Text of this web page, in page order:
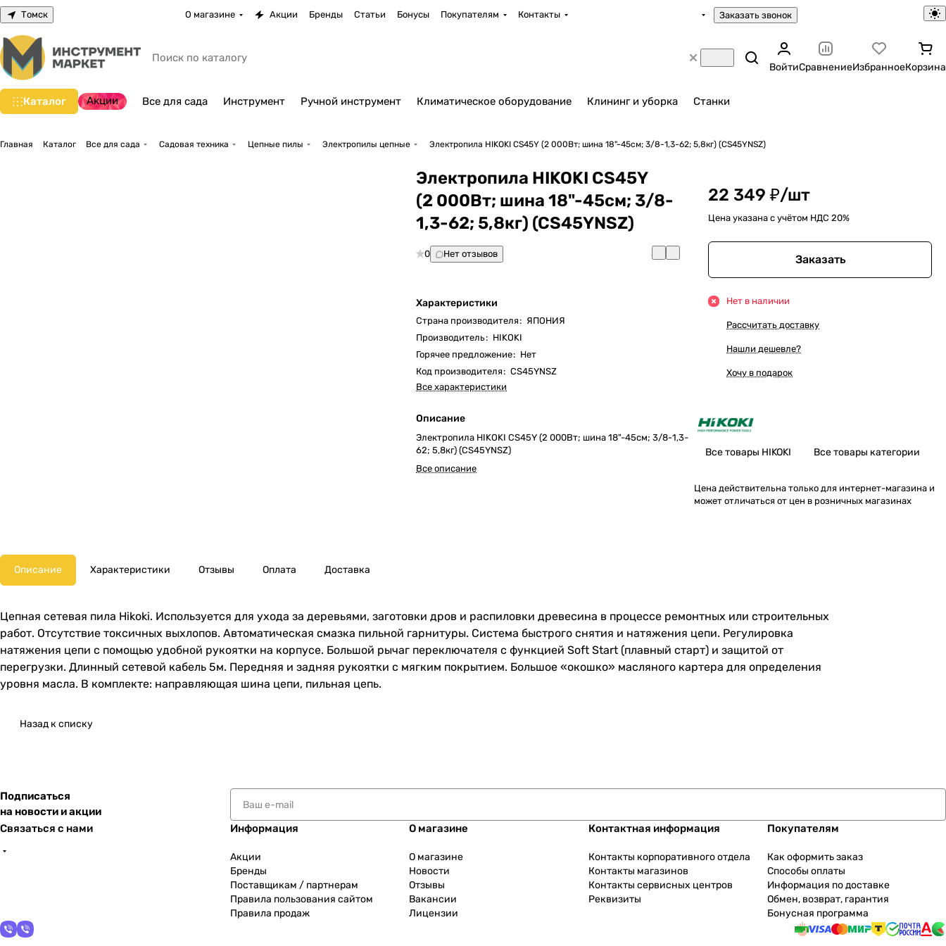
Томск О магазине Акции Бренды Статьи Бонусы Покупателям Контакты Заказать звонок
ВойтиСравнениеИзбранноеКорзина
Каталог Акции Все для сада Инструмент Ручной инструмент Климатическое оборудование Клининг и уборка Станки
Главная Каталог Все для сада Садовая техника Цепные пилы Электропилы цепные Электропила HIKOKI CS45Y (2 000Вт; шина 18"-45см; 3/8-1,3-62; 5,8кг) (CS45YNSZ)
Электропила HIKOKI CS45Y
(2 000Вт; шина 18"-45см; 3/8-
1,3-62; 5,8кг) (CS45YNSZ)
0 Нет отзывов
Характеристики
Страна производителя: ЯПОНИЯ
Производитель: HIKOKI
Горячее предложение: Нет
Код производителя: CS45YNSZ
Все характеристики
Описание
Электропила HIKOKI CS45Y (2 000Вт; шина 18"-45см; 3/8-1,3-
62; 5,8кг) (CS45YNSZ)
Все описание
22 349 ₽/шт
Цена указана с учётом НДС 20%
Заказать
Нет в наличии
Рассчитать доставку
Нашли дешевле?
Хочу в подарок
Все товары HIKOKI Все товары категории
Цена действительна только для интернет-магазина и
может отличаться от цен в розничных магазинах
Описание Характеристики Отзывы Оплата Доставка
Цепная сетевая пила Hikoki. Используется для ухода за деревьями, заготовки дров и распиловки древесина в процессе ремонтных или строительных
работ. Отсутствие токсичных выхлопов. Автоматическая смазка пильной гарнитуры. Система быстрого снятия и натяжения цепи. Регулировка
натяжения цепи с помощью удобной рукоятки на корпусе. Большой рычаг переключателя с функцией Soft Start (плавный старт) и защитой от
перегрузки. Длинный сетевой кабель 5м. Передняя и задняя рукоятки с мягким покрытием. Большое «окошко» масляного картера для определения
уровня масла. В комплекте: направляющая шина цепи, пильная цепь.
Назад к списку
Подписаться
на новости и акции
Связаться с нами
Информация
Акции
Бренды
Поставщикам / партнерам
Правила пользования сайтом
Правила продаж
О магазине
О магазине
Новости
Отзывы
Вакансии
Лицензии
Контактная информация
Контакты корпоративного отдела
Контакты магазинов
Контакты сервисных центров
Реквизиты
Покупателям
Как оформить заказ
Способы оплаты
Информация по доставке
Обмен, возврат, гарантия
Бонусная программа